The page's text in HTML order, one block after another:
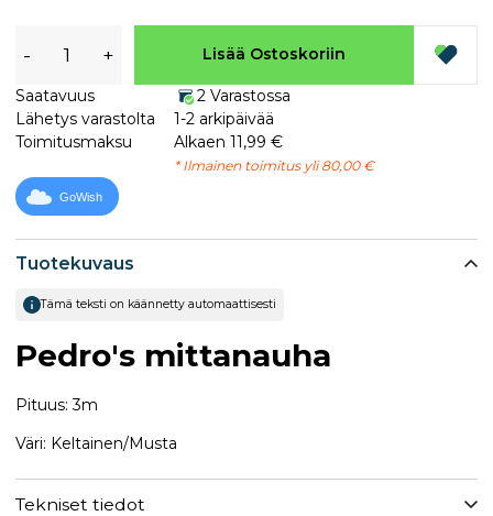
Tuotekuvaus
Tämä teksti on käännetty automaattisesti
Pedro's mittanauha
Pituus: 3m
Väri: Keltainen/Musta
Tekniset tiedot
- + Lisää Ostoskoriin
Saatavuus
2 Varastossa
Lähetys varastolta
1-2 arkipäivää
Toimitusmaksu
Alkaen 11,99 €
* Ilmainen toimitus yli 80,00 €
GoWish